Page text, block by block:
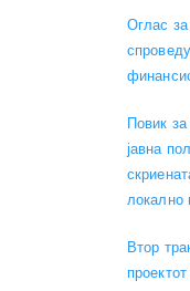
Оглас
Повик
јавна
локално
Втор